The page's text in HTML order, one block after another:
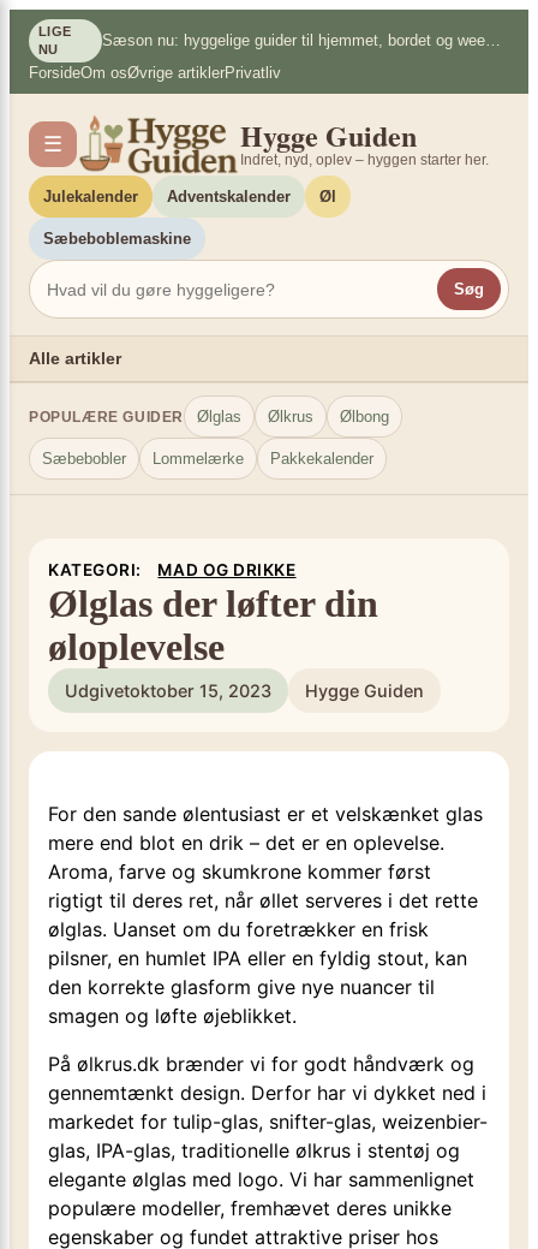
Spring
indhold
LIGE
NU
Sæson nu: hyggelige guider til hjemmet, bordet og weekenden
ForsideOm osØvrige artiklerPrivatliv
☰ Hygge Guiden
Indret, nyd, oplev – hyggen starter her.
Julekalender Adventskalender Øl
Sæbeboblemaskine
Søg
Alle artikler
POPULÆRE GUIDER Ølglas Ølkrus Ølbong
Sæbebobler Lommelærke Pakkekalender
KATEGORI: MAD OG DRIKKE
Ølglas der løfter din
øloplevelse
Udgivetoktober 15, 2023 Hygge Guiden
For den sande ølentusiast er et velskænket glas
mere end blot en drik – det er en oplevelse.
Aroma, farve og skumkrone kommer først
rigtigt til deres ret, når øllet serveres i det rette
ølglas. Uanset om du foretrækker en frisk
pilsner, en humlet IPA eller en fyldig stout, kan
den korrekte glasform give nye nuancer til
smagen og løfte øjeblikket.
På ølkrus.dk brænder vi for godt håndværk og
gennemtænkt design. Derfor har vi dykket ned i
markedet for tulip-glas, snifter-glas, weizenbier-
glas, IPA-glas, traditionelle ølkrus i stentøj og
elegante ølglas med logo. Vi har sammenlignet
populære modeller, fremhævet deres unikke
egenskaber og fundet attraktive priser hos